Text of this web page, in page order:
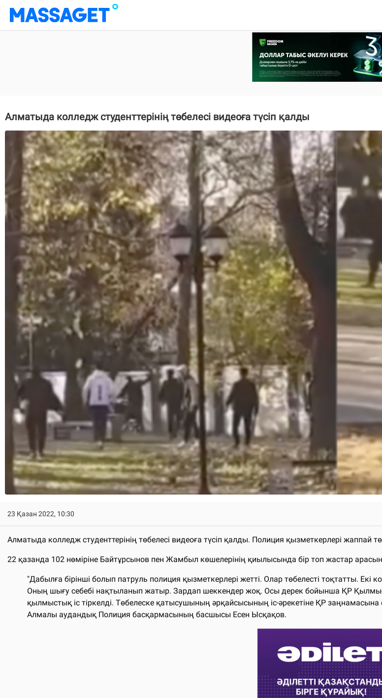
Алматыда колледж студенттерінің төбелесі видеоға түсіп қалды
23 Қазан 2022, 10:30
Алматыда колледж студенттерінің төбелесі видеоға түсіп қалды. Полиция қызметкерлері жаппай
22 қазанда 102 нөміріне Байтұрсынов пен Жамбыл көшелерінің қиылысында бір топ жастар
"Дабылға бірінші болып патруль полиция қызметкерлері жетті. Олар төбелесті тоқтатты.
Оның шығу себебі нақтыланып жатыр. Зардап шеккендер жоқ. Осы дерек бойынша ҚР
қылмыстық іс тіркелді. Төбелеске қатысушының әрқайсысының іс-әрекетіне ҚР
Алмалы аудандық Полиция басқармасының басшысы Есен Ысқақов.